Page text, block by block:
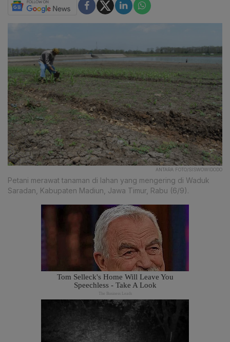
ANTARA FOTO/SISWOWIDODO
Petani merawat tanaman di lahan yang mengering di Waduk
Saradan, Kabupaten Madiun, Jawa Timur, Rabu (6/9).